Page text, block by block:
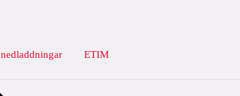
nedladdningar ETIM